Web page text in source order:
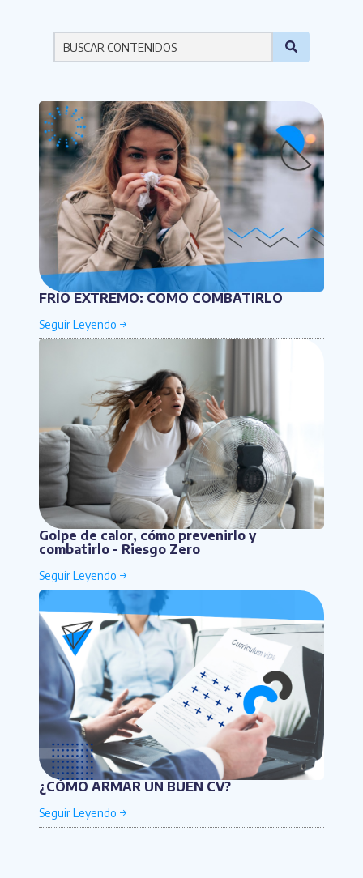
FRÍO EXTREMO: CÓMO COMBATIRLO
Golpe de calor, cómo prevenirlo y
combatirlo - Riesgo Zero
¿CÓMO ARMAR UN BUEN CV?